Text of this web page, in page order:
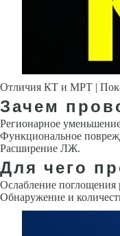
Отличия КТ и МРТ |
Зачем
Регионарное
Функциональное
Расширение ЛЖ.
Для чего
Ослабление поглощения
Обна­ружение и